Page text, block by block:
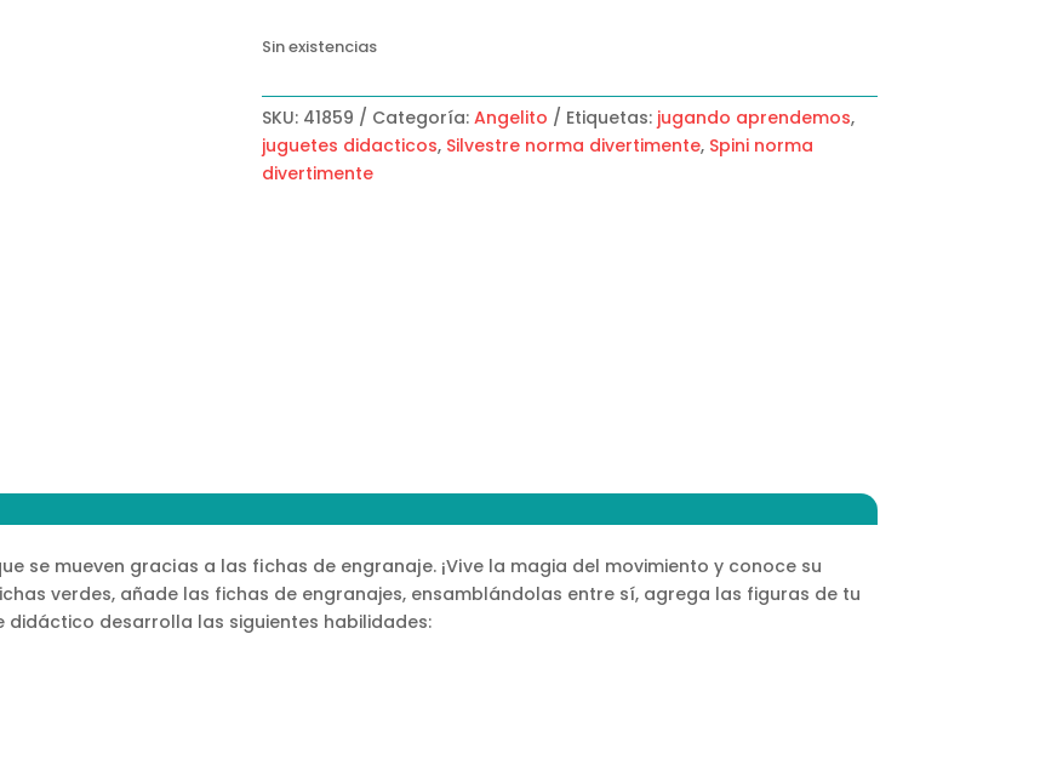
Sin existencias
SKU: 41859 Categoría: Angelito Etiquetas: jugando aprendemos,
juguetes didacticos, Silvestre norma divertimente, Spini norma
divertimente
se mueven gracias a las fichas de engranaje. ¡Vive la magia del movimiento y conoce su
verdes, añade las fichas de engranajes, ensamblándolas entre sí, agrega las figuras de tu
didáctico desarrolla las siguientes habilidades: